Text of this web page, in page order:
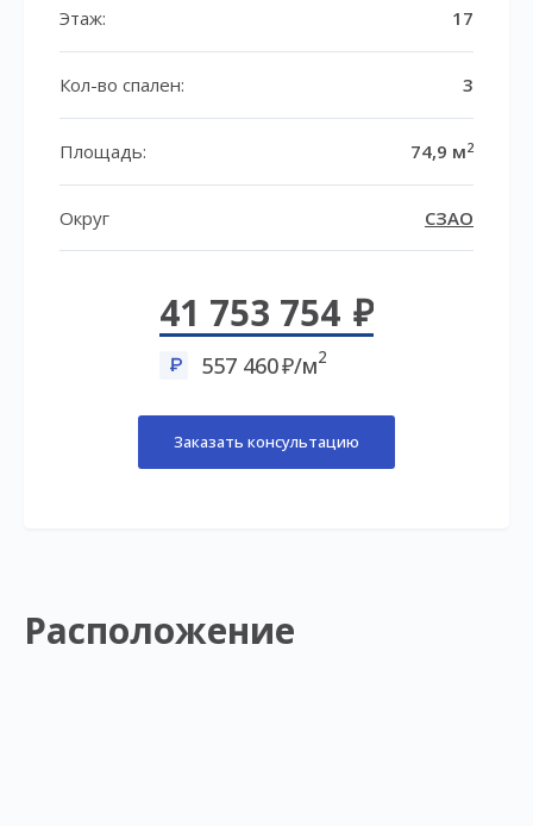
Этаж: 17
Кол-во спален: 3
Площадь: 74,9 м2
Округ СЗАО
41 753 754
557 460 /м2
Заказать консультацию
Расположение